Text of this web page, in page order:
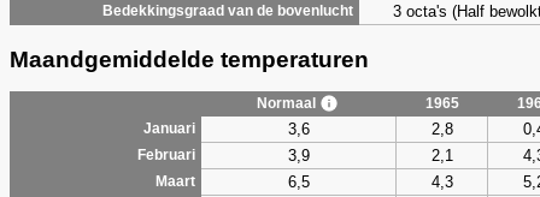
Bedekkingsgraad van de bovenlucht 3 octa's (Half
Maandgemiddelde temperaturen
Normaal 1965
Januari
3,6 2,8
Februari 3,9 2,1
Maart 6,5 4,3